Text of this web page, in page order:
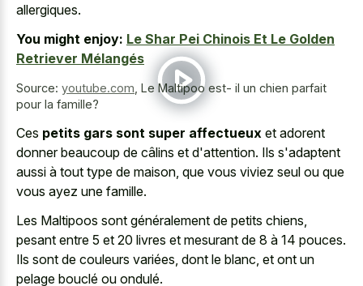
allergiques.
You might enjoy: Le Shar Pei Chinois Et Le Golden
Retriever Mélangés
Source: youtube.com Le Maltipoo est- il un chien parfait
pour la famille?
Ces petits gars sont super affectueux et adorent
donner beaucoup de câlins et d'attention. Ils s'adaptent
aussi à tout type de maison, que vous viviez seul ou que
vous ayez une famille.
Les Maltipoos sont généralement de petits chiens,
pesant entre 5 et 20 livres et mesurant de 8 à 14 pouces.
Ils sont de couleurs variées, dont le blanc, et ont un
pelage bouclé ou ondulé.